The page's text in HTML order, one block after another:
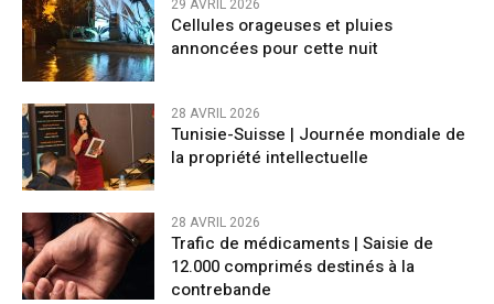
29 AVRIL 2026
Cellules orageuses et pluies
annoncées pour cette nuit
28 AVRIL 2026
Tunisie-Suisse | Journée mondiale de
la propriété intellectuelle
28 AVRIL 2026
Trafic de médicaments | Saisie de
12.000 comprimés destinés à la
contrebande